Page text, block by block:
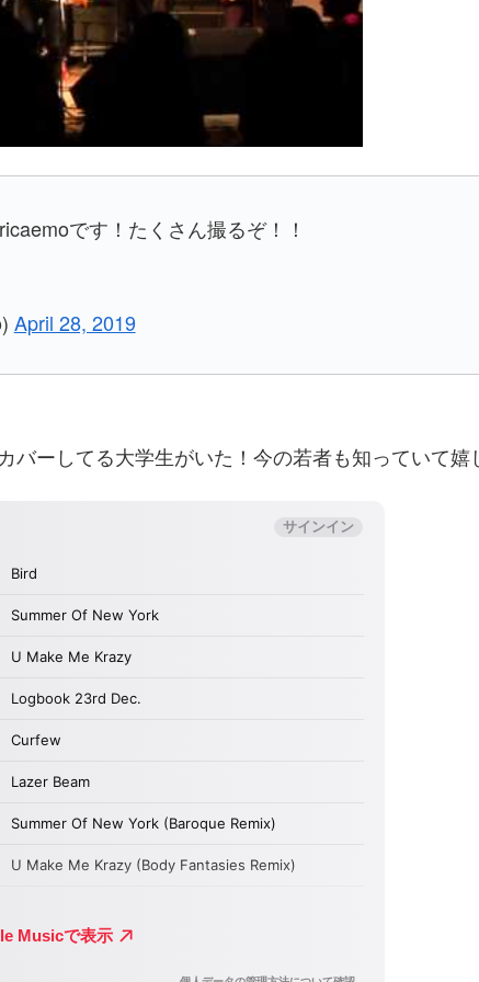
です！たくさん撮るぞ！！
April 28, 2019
バーしてる大学生がいた！今の若者も知っていて嬉